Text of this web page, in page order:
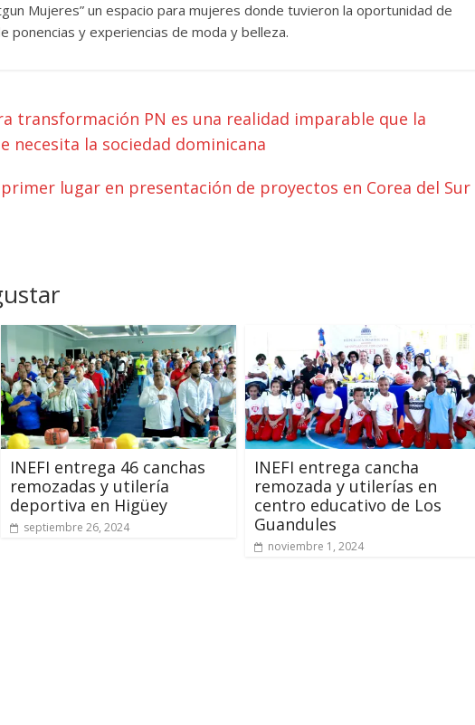
Mujeres” un espacio para mujeres donde tuvieron la oportunidad de
ponencias y experiencias de moda y belleza.
transformación PN es una realidad imparable que la
necesita la sociedad dominicana
lugar en presentación de proyectos en Corea del Sur
INEFI entrega 46 canchas
remozadas y utilería
deportiva en Higüey
septiembre 26, 2024
INEFI entrega cancha
remozada y utilerías en
centro educativo de Los
Guandules
noviembre 1, 2024